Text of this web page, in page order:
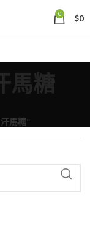
0 $0
馬糖
馬糖”